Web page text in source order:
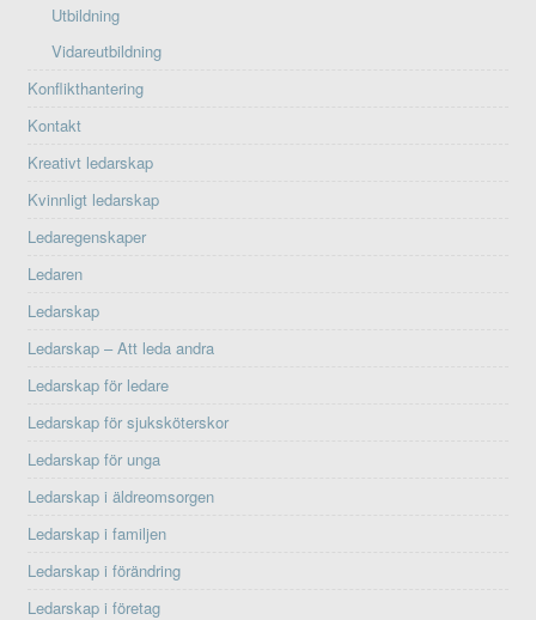
Utbildning
Vidareutbildning
Konflikthantering
Kontakt
Kreativt ledarskap
Kvinnligt ledarskap
Ledaregenskaper
Ledaren
Ledarskap
Ledarskap – Att leda andra
Ledarskap för ledare
Ledarskap för sjuksköterskor
Ledarskap för unga
Ledarskap i äldreomsorgen
Ledarskap i familjen
Ledarskap i förändring
Ledarskap i företag